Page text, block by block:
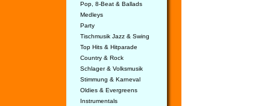
Pop, 8-Beat & Ballads
Medleys
Party
Tischmusik Jazz & Swing
Top Hits & Hitparade
Country & Rock
Schlager & Volksmusik
Stimmung & Karneval
Oldies & Evergreens
Instrumentals